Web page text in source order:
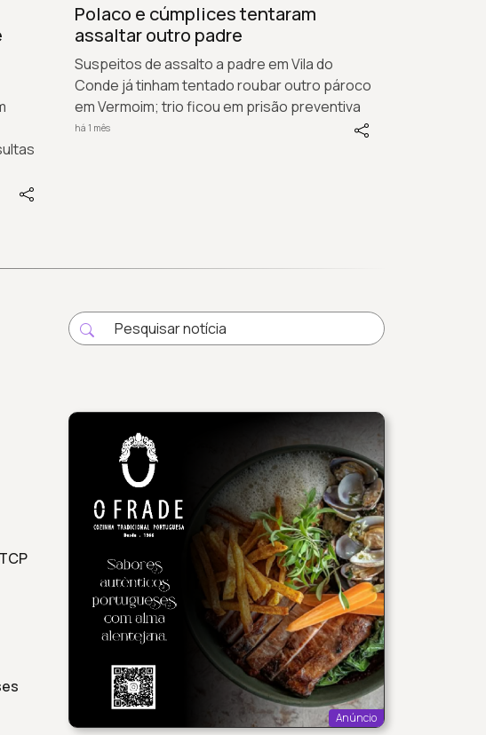
Polaco e cúmplices tentaram
assaltar outro padre
Suspeitos de assalto a padre em Vila do
Conde já tinham tentado roubar outro pároco
em Vermoim; trio ficou em prisão preventiva
há 1 mês
Anúncio